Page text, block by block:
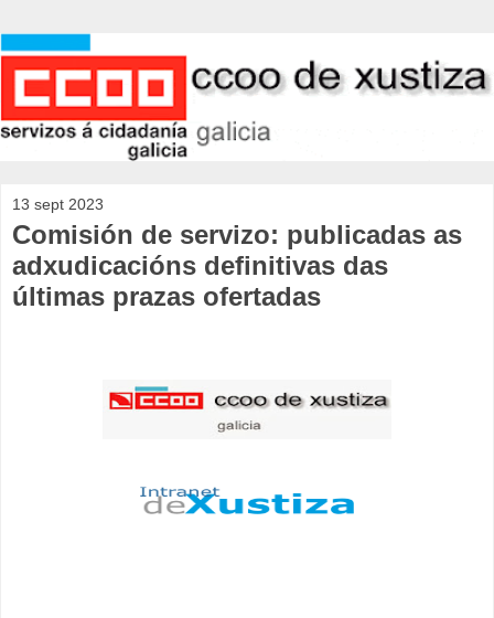
13 sept 2023
Comisión de servizo: publicadas as
adxudicacións definitivas das
últimas prazas ofertadas